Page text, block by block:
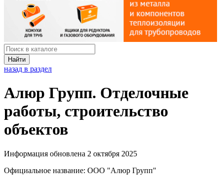
Найти
назад в раздел
Алюр Групп. Отделочные
работы, строительство
объектов
Информация обновлена 2 октября 2025
Официальное название: ООО "Алюр Групп"